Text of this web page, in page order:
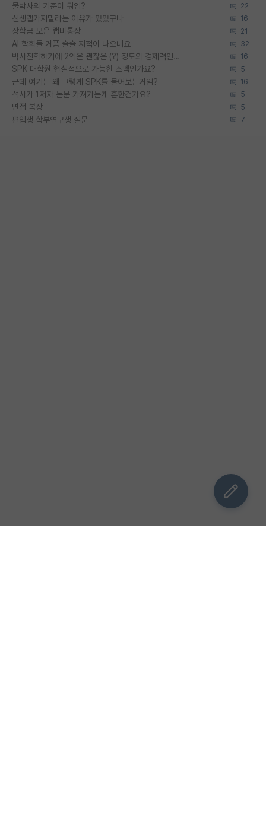
물박사의 기준이 뭐임? 22
신생랩가지말라는 이유가 있었구나 16
장학금 모은 랩비통장 21
AI 학회들 거품 슬슬 지적이 나오네요 32
박사진학하기에 2억은 괜찮은 (?) 정도의 경제력인가요 16
SPK 대학원 현실적으로 가능한 스펙인가요? 5
근데 여기는 왜 그렇게 SPK를 물어보는거임? 16
석사가 1저자 논문 가져가는게 흔한건가요? 5
면접 복장 5
편입생 학부연구생 질문 7